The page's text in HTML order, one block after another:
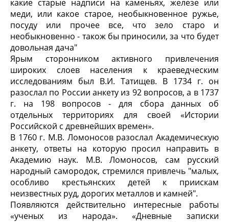
какие старые надписи на каменьях, железе или
меди, или какое старое, необыкновенное ружье,
посуду или прочее все, что зело старо и
необыкновенно - також бы приносили, за что будет
довольная дача"
Ярым сторонником активного привлечения
широких слоев населения к краеведческим
исследованиям был В.И. Татищев. В 1734 г. он
разослал по России анкету из 92 вопросов, а в 1737
г. на 198 вопросов - для сбора данных об
отдельных территориях для своей «Истории
Российской с древнейших времен».
В 1760 г. М.В. Ломоносов разослал Академическую
анкету, ответы на которую просил направить в
Академию наук. М.В. Ломоносов, сам русский
народный самородок, стремился привлечь "малых,
особливо крестьянских детей к приискам
неизвестных руд, дорогих металлов и камней".
Появляются действительно интересные работы
«ученых из народа». «Дневные записки